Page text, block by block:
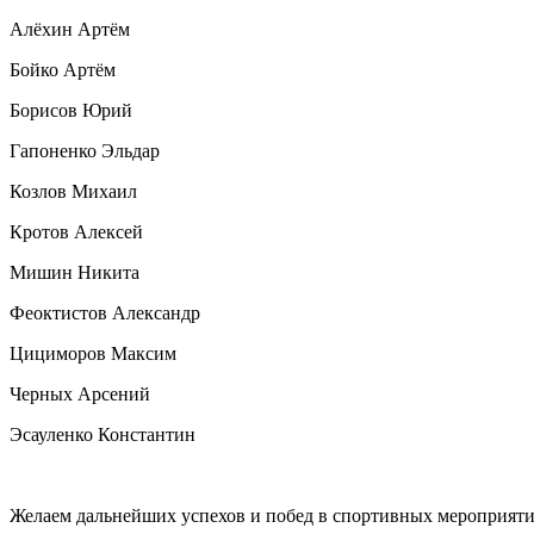
Алёхин Артём
Бойко Артём
Борисов Юрий
Гапоненко Эльдар
Козлов Михаил
Кротов Алексей
Мишин Никита
Феоктистов Александр
Цициморов Максим
Черных Арсений
Эсауленко Константин
Желаем дальнейших успехов и побед в спортивных